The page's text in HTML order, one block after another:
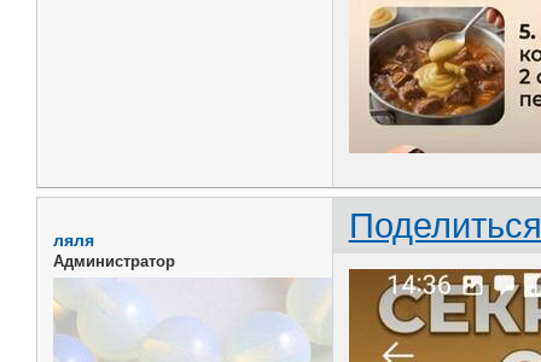
Поделиться
ляля
Администратор